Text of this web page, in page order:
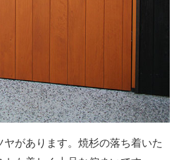
があります。焼杉の落ち着いた